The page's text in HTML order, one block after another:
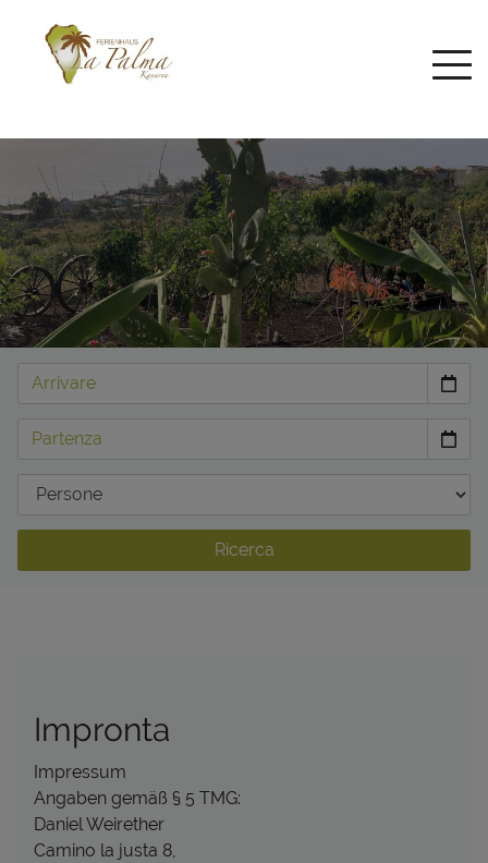
Ricerca
Impronta
Impressum
Angaben gemäß § 5 TMG:
Daniel Weirether
Camino la justa 8,